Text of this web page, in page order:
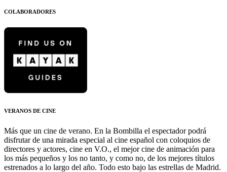
COLABORADORES
VERANOS DE CINE
Más que un cine de verano. En la Bombilla el espectador podrá
disfrutar de una mirada especial al cine español con coloquios de
directores y actores, cine en V.O., el mejor cine de animación para
los más pequeños y los no tanto, y como no, de los mejores títulos
estrenados a lo largo del año. Todo esto bajo las estrellas de Madrid.